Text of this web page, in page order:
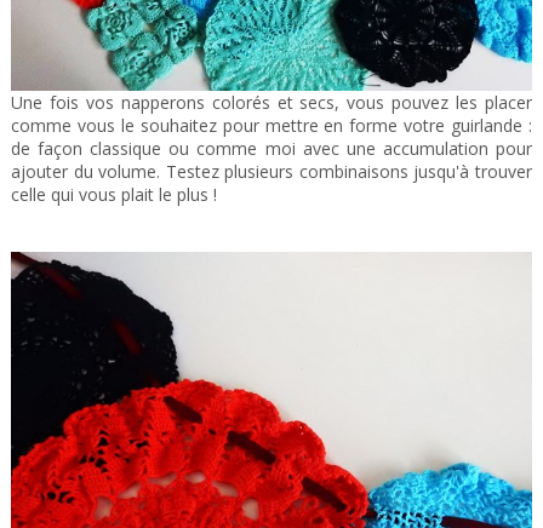
Une fois vos napperons colorés et secs, vous pouvez les placer
comme vous le souhaitez pour mettre en forme votre guirlande :
de façon classique ou comme moi avec une accumulation pour
ajouter du volume. Testez plusieurs combinaisons jusqu'à trouver
celle qui vous plait le plus !